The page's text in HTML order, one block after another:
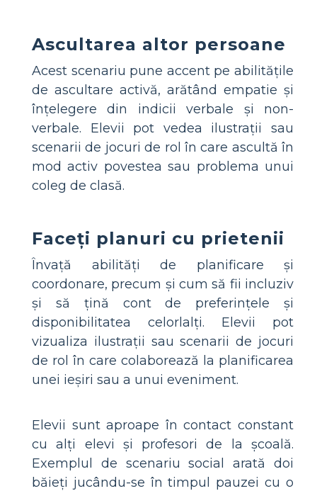
Ascultarea altor persoane
Acest scenariu pune accent pe abilitățile
de ascultare activă, arătând empatie și
înțelegere din indicii verbale și non-
verbale. Elevii pot vedea ilustrații sau
scenarii de jocuri de rol în care ascultă în
mod activ povestea sau problema unui
coleg de clasă.
Faceți planuri cu prietenii
Învață abilități de planificare și
coordonare, precum și cum să fii incluziv
și să țină cont de preferințele și
disponibilitatea celorlalți. Elevii pot
vizualiza ilustrații sau scenarii de jocuri
de rol în care colaborează la planificarea
unei ieșiri sau a unui eveniment.
Elevii sunt aproape în contact constant
cu alți elevi și profesori de la școală.
Exemplul de scenariu social arată doi
băieți jucându-se în timpul pauzei cu o